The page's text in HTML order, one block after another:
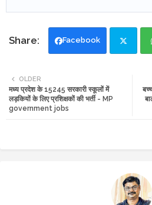
Facebook
OLDER
मध्य प्रदेश के 15245 सरकारी स्कूलों में
लड़कियों के लिए प्रशिक्षकों की भर्ती - MP
government jobs